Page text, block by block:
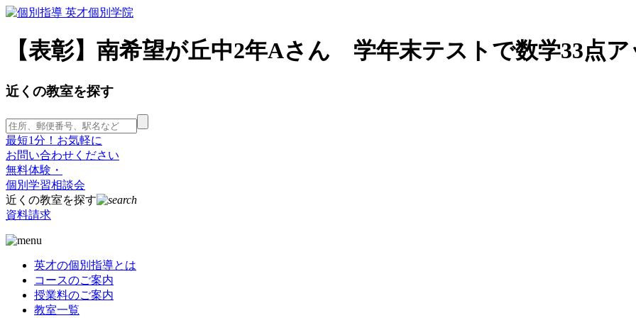
【表彰】南希望が丘中2年Aさん 学年末テストで数学33点
近くの教室を探す
最短1分！お気軽に
お問い合わせください
無料体験・
個別学習相談会
近くの教室を探す
資料請求
英才の個別指導とは
コースのご案内
授業料のご案内
教室一覧